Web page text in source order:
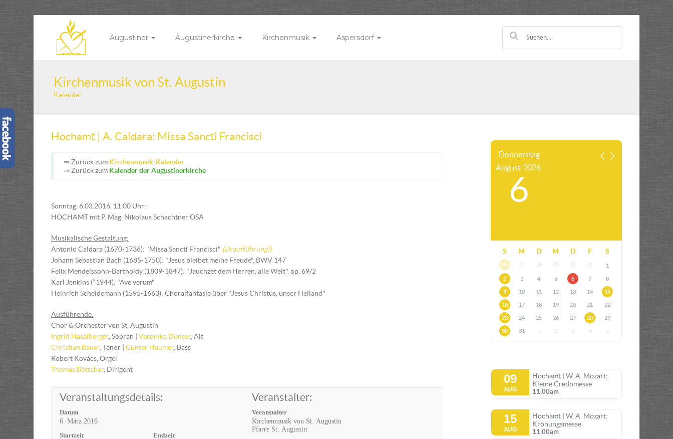
Augustiner Augustinerkirche Kirchenmusik Aspersdorf
Kirchenmusik von St. Augustin
Kalender
Hochamt | A. Caldara: Missa Sancti Francisci
⇒ Zurück zum Kirchenmusik-Kalender
⇒ Zurück zum Kalender der Augustinerkirche
Sonntag, 6.03.2016, 11.00 Uhr:
HOCHAMT mit P. Mag. Nikolaus Schachtner OSA
Musikalische Gestaltung:
Antonio Caldara (1670-1736): "Missa Sancti Francisci" (Uraufführung!)
Johann Sebastian Bach (1685-1750): "Jesus bleibet meine Freude", BWV 147
Felix Mendelssohn-Bartholdy (1809-1847): "Jauchzet dem Herren, alle Welt", op. 69/2
Karl Jenkins (*1944): "Ave verum"
Heinrich Scheidemann (1595-1663): Choralfantasie über "Jesus Christus, unser Heiland"
Ausführende:
Chor & Orchester von St. Augustin
Ingrid Haselberger, Sopran | Veronika Dünser, Alt
Christian Bauer, Tenor | Günter Haumer, Bass
Robert Kovács, Orgel
Thomas Böttcher, Dirigent
Veranstaltungsdetails:
Datum
6. März 2016
Startzeit Endzeit
Veranstalter:
Veranstalter
Kirchenmusik von St. Augustin
Pfarre St. Augustin
Donnerstag
August 2026
6
S M D M D F S
26 27 28 29 30 31 1
2 3 4 5 6 7 8
9 10 11 12 13 14 15
16 17 18 19 20 21 22
23 24 25 26 27 28 29
30 31 1 2 3 4 5
09
AUG
Hochamt | W. A. Mozart:
Kleine Credomesse
11:00am
15
AUG
Hochamt | W. A. Mozart:
Krönungsmesse
11:00am